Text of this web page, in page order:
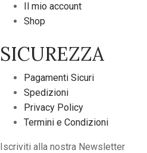
Il mio account
Shop
SICUREZZA
Pagamenti Sicuri
Spedizioni
Privacy Policy
Termini e Condizioni
Iscriviti alla nostra Newsletter